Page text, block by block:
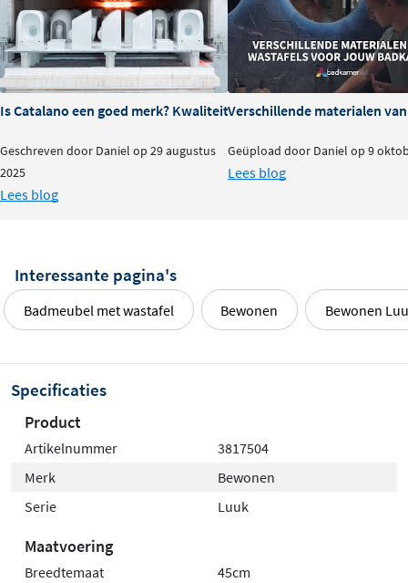
Is Catalano een goed merk? Kwaliteit en ervaringen
Geschreven door Daniel op 29 augustus
2025
Lees blog
Verschillende materialen
Geüpload door Daniel op 9
Lees blog
Interessante pagina's
Badmeubel met wastafel Bewonen Bewonen
Specificaties
Product
Artikelnummer
3817504
Merk
Bewonen
Serie
Luuk
Maatvoering
Breedtemaat
45cm